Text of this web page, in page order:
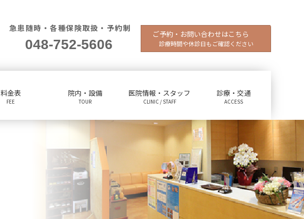
急患随時・各種保険取扱・予約制
048-752-5606
ご予約・お問い合わせはこちら
診療時間や休診日もご確認ください
料金表
FEE
院内・設備
TOUR
医院情報・スタッフ
CLINIC / STAFF
診療・交通
ACCESS